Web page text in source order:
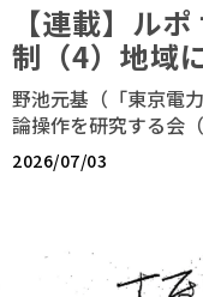
【連載】ル
制（4）地域
野池元基（「東京電
論操作を研究する会
2026/07/03